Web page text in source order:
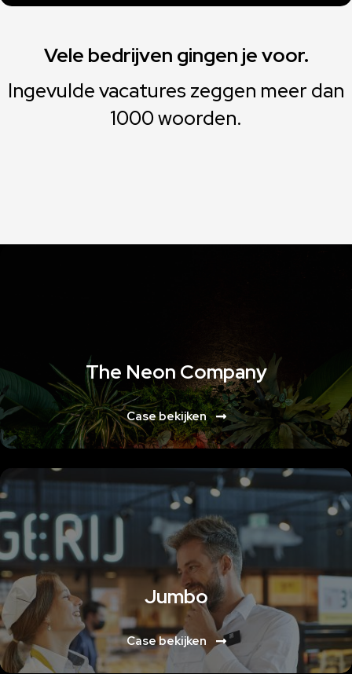
Vele bedrijven gingen je voor.
Ingevulde vacatures zeggen meer dan
1000 woorden.
The Neon Company
Case bekijken
Lorem ipsum dolor sit amet, consectetur adipiscing elit. Ut elit tellus,
luctus nec ullamcorper mattis, pulvinar dapibus leo
Jumbo
Case bekijken